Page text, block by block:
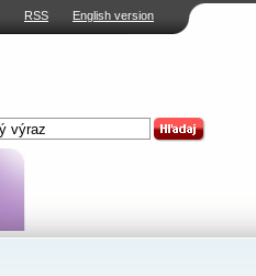
RSS English version